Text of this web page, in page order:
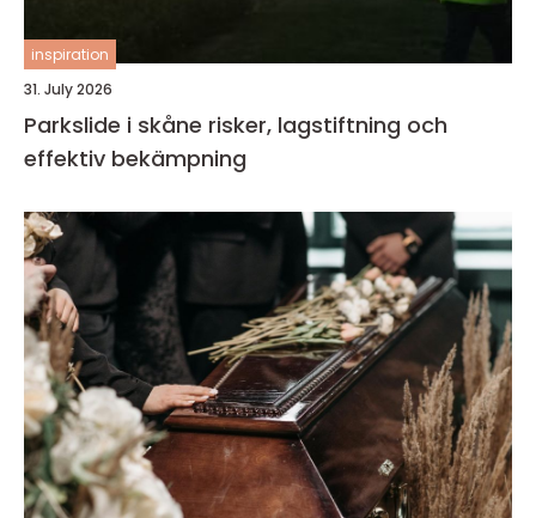
inspiration
31. July 2026
Parkslide i skåne risker, lagstiftning och
effektiv bekämpning